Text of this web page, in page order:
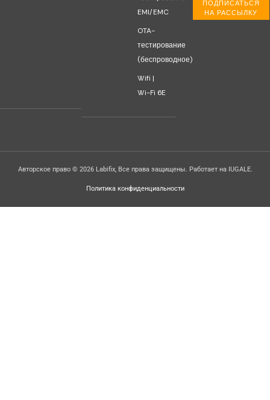
EMI/EMC
OTA-
тестирование
(беспроводное)
Wifi |
Wi-Fi 6E
ПОДПИСАТЬСЯ
НА РАССЫЛКУ
Авторское право © 2026 Labifix, Все права защищены. Работает на IUGALE.
Политика конфиденциальности